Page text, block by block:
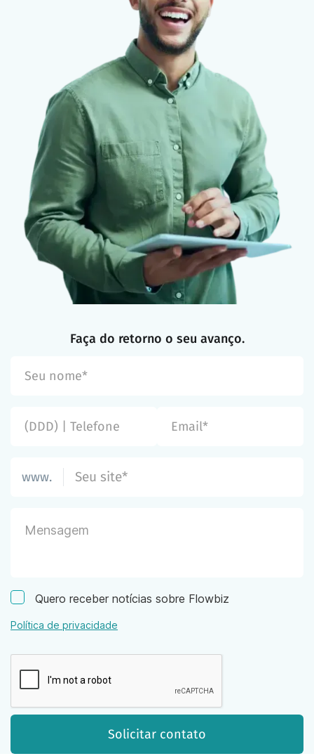
Faça do retorno o seu avanço.
www.
Quero receber notícias sobre Flowbiz
Política de privacidade